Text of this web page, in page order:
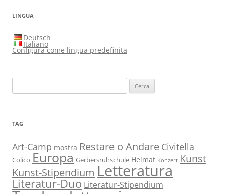
LINGUA
Deutsch
Italiano
Configura come lingua predefinita
per:
TAG
Art-Camp mostra Restare o Andare Civitella
Colico Europa Gerbersruhschule Heimat Konzert Kunst
Kunst-Stipendium Letteratura
Literatur-Duo Literatur-Stipendium